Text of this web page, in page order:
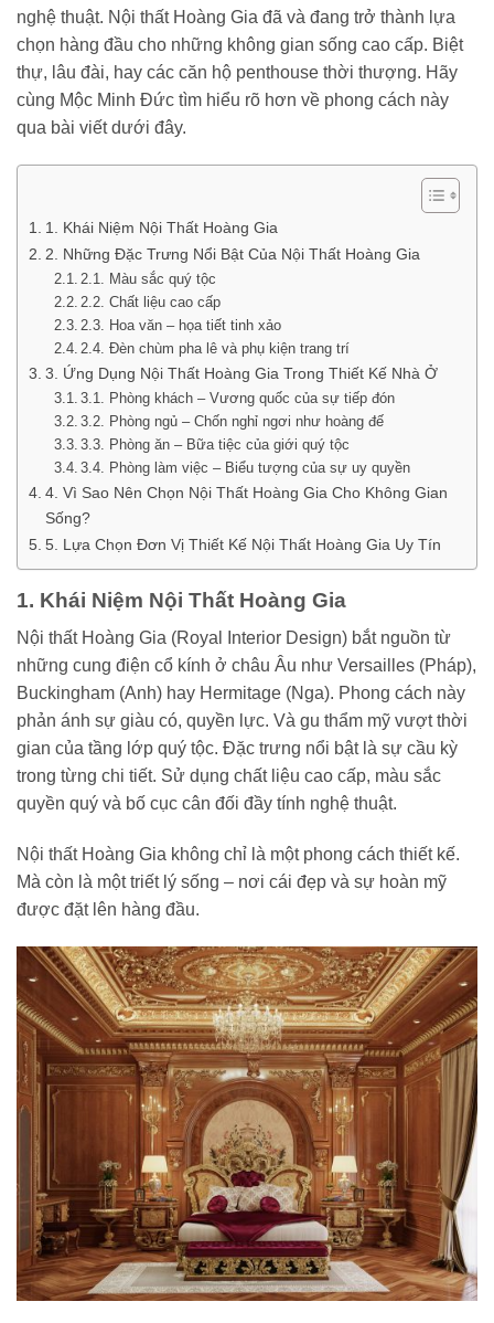
nghệ thuật. Nội thất Hoàng Gia đã và đang trở thành lựa
chọn hàng đầu cho những không gian sống cao cấp. Biệt
thự, lâu đài, hay các căn hộ penthouse thời thượng. Hãy
cùng Mộc Minh Đức tìm hiểu rõ hơn về phong cách này
qua bài viết dưới đây.
1. Khái Niệm Nội Thất Hoàng Gia
2. Những Đặc Trưng Nổi Bật Của Nội Thất Hoàng Gia
2.1. Màu sắc quý tộc
2.2. Chất liệu cao cấp
2.3. Hoa văn – họa tiết tinh xảo
2.4. Đèn chùm pha lê và phụ kiện trang trí
3. Ứng Dụng Nội Thất Hoàng Gia Trong Thiết Kế Nhà Ở
3.1. Phòng khách – Vương quốc của sự tiếp đón
3.2. Phòng ngủ – Chốn nghỉ ngơi như hoàng đế
3.3. Phòng ăn – Bữa tiệc của giới quý tộc
3.4. Phòng làm việc – Biểu tượng của sự uy quyền
4. Vì Sao Nên Chọn Nội Thất Hoàng Gia Cho Không Gian
Sống?
5. Lựa Chọn Đơn Vị Thiết Kế Nội Thất Hoàng Gia Uy Tín
1. Khái Niệm Nội Thất Hoàng Gia
Nội thất Hoàng Gia (Royal Interior Design) bắt nguồn từ
những cung điện cổ kính ở châu Âu như Versailles (Pháp),
Buckingham (Anh) hay Hermitage (Nga). Phong cách này
phản ánh sự giàu có, quyền lực. Và gu thẩm mỹ vượt thời
gian của tầng lớp quý tộc. Đặc trưng nổi bật là sự cầu kỳ
trong từng chi tiết. Sử dụng chất liệu cao cấp, màu sắc
quyền quý và bố cục cân đối đầy tính nghệ thuật.
Nội thất Hoàng Gia không chỉ là một phong cách thiết kế.
Mà còn là một triết lý sống – nơi cái đẹp và sự hoàn mỹ
được đặt lên hàng đầu.